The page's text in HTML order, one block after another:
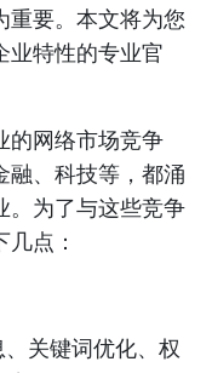
重要。本文将为您
业特性的专业官
的网络市场竞争
融、科技等，都涌
。为了与这些竞争
点：
关键词优化、权